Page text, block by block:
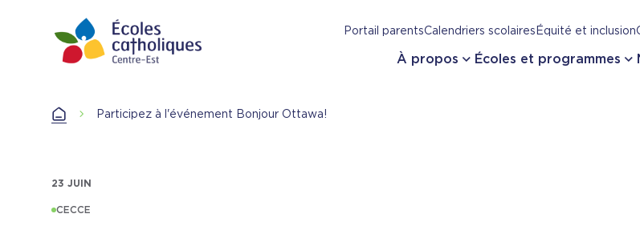
Portail parentsCalendriers scolairesÉquité et inclusion
À propos Écoles et programmes
AccueilParticipez à l'événement Bonjour Ottawa!
23 JUIN
CECCE